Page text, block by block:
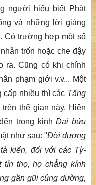
người hiểu biết Phật
và những lời giảng
Có trường hợp một số
trốn hoặc che đậy
ra. Cũng có khi chính
phạm giới v.v... Một
cấp nhiều thì các Tăng
thế gian này. Hiện
trong kinhĐại bửu
như sau: "Ðời đương
kiến, đối với các Tỳ-
tín thọ, họ chẳng kính
gần gũi cúng dường,